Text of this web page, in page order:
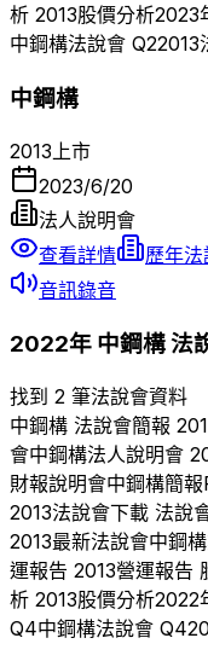
析 2013股價分析2023
中鋼構法說會 Q22013
中鋼構
2013 上市
2023/6/20
法人說明會
查看詳情
歷年
音訊錄音
2022年 中鋼構法
找到 2 筆法說會資料
中鋼構 法說會簡報
會中鋼構法人說明會
財報說明會中鋼構簡報
2013法說會下載 法說
2013最新法說會中鋼構
運報告 2013營運報告
析 2013股價分析2022
Q4中鋼構法說會 Q4